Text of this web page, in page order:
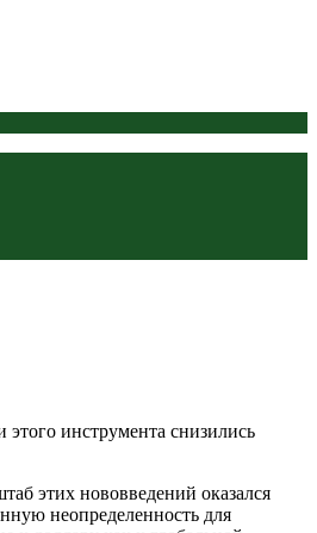
инструмента снизились
этих нововведений оказался
неопределенность для